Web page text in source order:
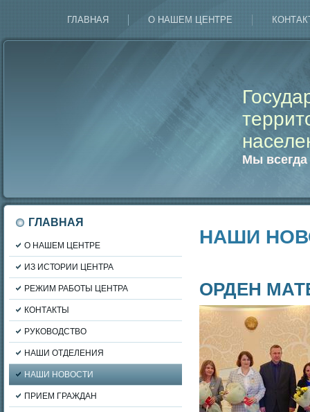
ГЛАВНАЯ О НАШЕМ ЦЕНТРЕ
Мы
ГЛАВНАЯ
О НАШЕМ ЦЕНТРЕ
ИЗ ИСТОРИИ ЦЕНТРА
РЕЖИМ РАБОТЫ ЦЕНТРА
КОНТАКТЫ
РУКОВОДСТВО
НАШИ ОТДЕЛЕНИЯ
НАШИ НОВОСТИ
ПРИЕМ ГРАЖДАН
НАШИ
ОРДЕН